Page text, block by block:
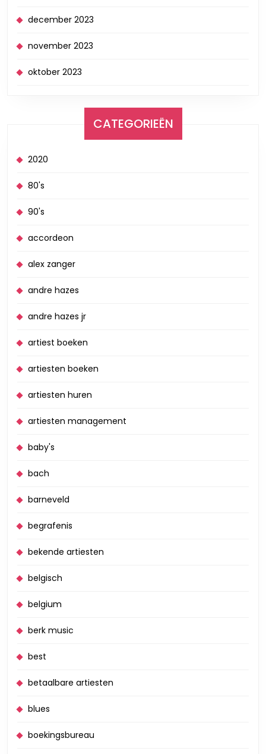
december 2023
november 2023
oktober 2023
CATEGORIEËN
2020
80's
90's
accordeon
alex zanger
andre hazes
andre hazes jr
artiest boeken
artiesten boeken
artiesten huren
artiesten management
baby's
bach
barneveld
begrafenis
bekende artiesten
belgisch
belgium
berk music
best
betaalbare artiesten
blues
boekingsbureau